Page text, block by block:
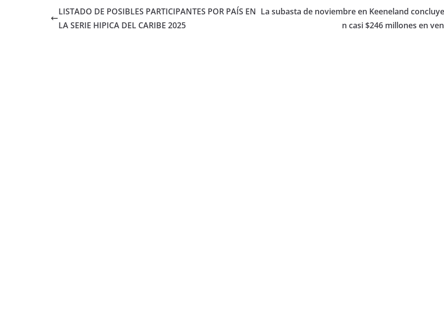
LISTADO DE POSIBLES PARTICIPANTES POR PAÍS EN
LA SERIE HIPICA DEL CARIBE 2025
La subasta de noviembre en Keeneland
n casi $246 millones en